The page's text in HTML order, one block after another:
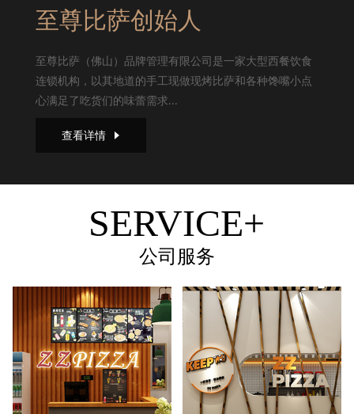
至尊比萨创始人
至尊比萨（佛山）品牌管理有限公司是一家大型西餐饮食
连锁机构，以其地道的手工现做现烤比萨和各种馋嘴小点
心满足了吃货们的味蕾需求...
查看详情
SERVICE+
公司服务